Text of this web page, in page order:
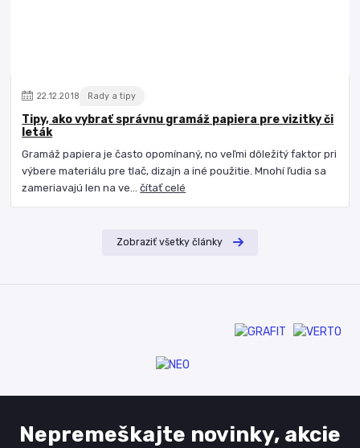
22.12.2018 Rady a tipy
Tipy, ako vybrať správnu gramáž papiera pre vizitky či
leták
Gramáž papiera je často opomínaný, no veľmi dôležitý faktor pri
výbere materiálu pre tlač, dizajn a iné použitie. Mnohí ľudia sa
zameriavajú len na ve...čítať celé
Zobraziť všetky články
Nepremeškajte novinky, akcie